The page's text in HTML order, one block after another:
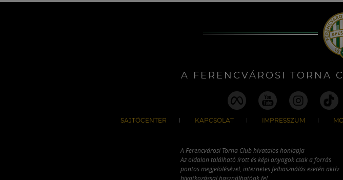
A FERENCVÁROSI TORNA
SAJTÓCENTER KAPCSOLAT IMPRESSZUM
A Ferencvárosi Torna Club hivatalos honlapja
Az oldalon található írott és képi anyagok csak a forrás
pontos megjelölésével, internetes felhasználás esetén aktív
hivatkozással használhatóak fel.